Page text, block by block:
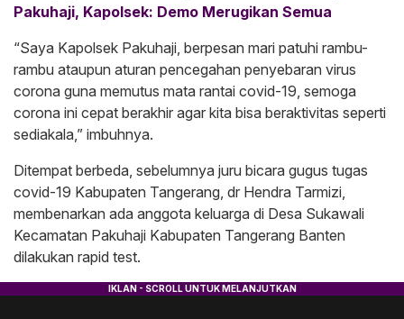
Pakuhaji, Kapolsek: Demo Merugikan Semua
“Saya Kapolsek Pakuhaji, berpesan mari patuhi rambu-
rambu ataupun aturan pencegahan penyebaran virus
corona guna memutus mata rantai covid-19, semoga
corona ini cepat berakhir agar kita bisa beraktivitas seperti
sediakala,” imbuhnya.
Ditempat berbeda, sebelumnya juru bicara gugus tugas
covid-19 Kabupaten Tangerang, dr Hendra Tarmizi,
membenarkan ada anggota keluarga di Desa Sukawali
Kecamatan Pakuhaji Kabupaten Tangerang Banten
dilakukan rapid test.